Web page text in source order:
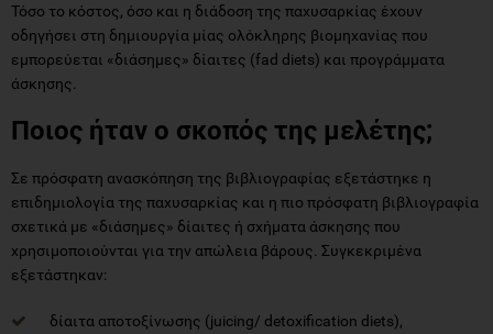
Τόσο το κόστος, όσο και η διάδοση της παχυσαρκίας έχoυν
οδηγήσει στη δημιουργία μίας ολόκληρης βιομηχανίας που
εμπορεύεται «διάσημες» δίαιτες (fad diets) και προγράμματα
άσκησης.
Ποιος ήταν ο σκοπός της μελέτης;
Σε πρόσφατη ανασκόπηση της βιβλιογραφίας εξετάστηκε η
επιδημιολογία της παχυσαρκίας και η πιο πρόσφατη βιβλιογραφία
σχετικά με «διάσημες» δίαιτες ή σχήματα άσκησης που
χρησιμοποιούνται για την απώλεια βάρους. Συγκεκριμένα
εξετάστηκαν:
δίαιτα αποτοξίνωσης (juicing/ detoxification diets),